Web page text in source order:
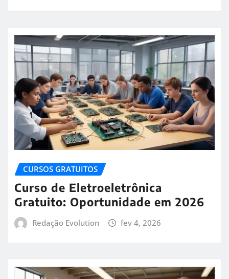
CURSOS GRATUITOS
Curso de Eletroeletrônica
Gratuito: Oportunidade em 2026
Redação Evolution fev 4, 2026